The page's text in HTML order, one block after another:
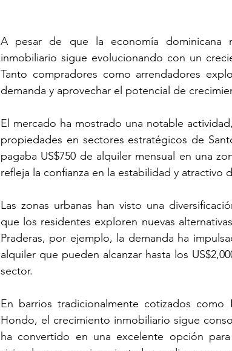
A pesar de que la economía dominicana
inmobiliario sigue evolucionando con un
Tanto compradores como arrendadores
demanda y aprovechar el potencial de
El mercado ha mostrado una notable
propiedades en sectores estratégicos de
pagaba US$750 de alquiler mensual en una
refleja la confianza en la estabilidad y atractivo
Las zonas urbanas han visto una
que los residentes exploren nuevas
Praderas, por ejemplo, la demanda ha
alquiler que pueden alcanzar hasta los
sector.
En barrios tradicionalmente cotizados como
Hondo, el crecimiento inmobiliario sigue
ha convertido en una excelente opción